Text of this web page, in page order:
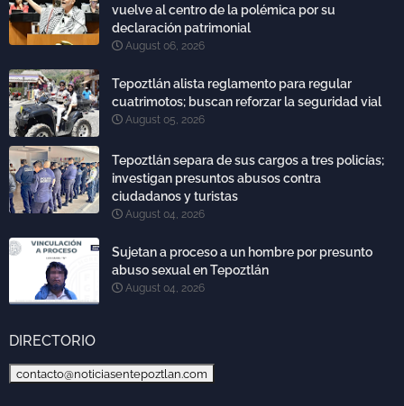
vuelve al centro de la polémica por su
declaración patrimonial
August 06, 2026
Tepoztlán alista reglamento para regular
cuatrimotos; buscan reforzar la seguridad vial
August 05, 2026
Tepoztlán separa de sus cargos a tres policías;
investigan presuntos abusos contra
ciudadanos y turistas
August 04, 2026
Sujetan a proceso a un hombre por presunto
abuso sexual en Tepoztlán
August 04, 2026
DIRECTORIO
contacto@noticiasentepoztlan.com